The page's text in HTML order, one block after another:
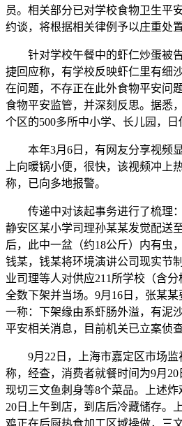
员。相关部分已对学校食物卫生平
约谈，将根据相关律例予以庄重处置
针对学校午餐中的虾仁炒蛋被告
捷回应称，有学校反映虾仁里有细
在问题，不存正在此外食物平安问
食物平安监管，并深刻反思。据悉
个区的500多所中小学、长儿园，日
本年3月6日，有网友分享视频
上向暖锅小便，很快，该视频冲上
称，已向多地报警。
传递中对该起事务进行了梳理：
静安区某小学司理孙某某发觉配送
后，此中一盆（约18公斤）内有虫
钱某，钱某将环境演讲公司现实节
业司理等人对供应211所学校（含
全数下架并当场。9月16日，张某
一称：下架缘由系虾肠外溢，有泥
平安相关消息，目前机关已立案侦
9月22日，上海市嘉定区市场监
称，经查，消费者就餐时间为9月20
现切三文鱼刺身等8个菜品。上述炸
20日上午到店，到店后冷藏储存。
鸡正在后厨热食加工区域操做，三